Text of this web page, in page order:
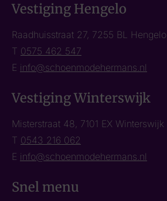
Vestiging Hengelo
Raadhuisstraat 27, 7255 BL Hengelo
T 0575 462 547
E info@schoenmodehermans.nl
Vestiging Winterswijk
Misterstraat 48, 7101 EX Winterswijk
T 0543 216 062
E info@schoenmodehermans.nl
Snel menu